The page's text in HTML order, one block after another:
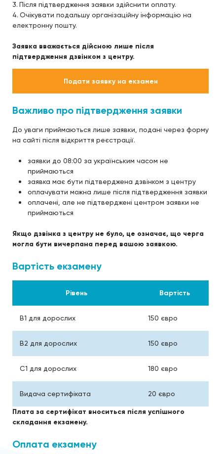
Після підтвердження заявки здійснити оплату.
Очікувати подальшу організаційну інформацію на
електронну пошту.
Заявка вважається дійсною лише після
підтвердження дзвінком з центру.
Подати заявку на екзамен
Важливо про підтвердження заявки
До уваги приймаються лише заявки, подані через форму
на сайті після відкриття реєстрації.
заявки до 08:00 за українським часом не
приймаються
заявка має бути підтверджена дзвінком з центру
оплачувати можна лише після підтвердження заявки
оплачені, але не підтверджені центром заявки не
приймаються
Якщо дзвінка з центру не було, це означає, що черга
могла бути вичерпана перед вашою заявкою.
Вартість екзамену
Рівень Вартість
B1 для дорослих 150 євро
B2 для дорослих 150 євро
C1 для дорослих 180 євро
Видача сертифіката 20 євро
Плата за сертифікат вноситься після успішного
складання екзамену.
Оплата екзамену